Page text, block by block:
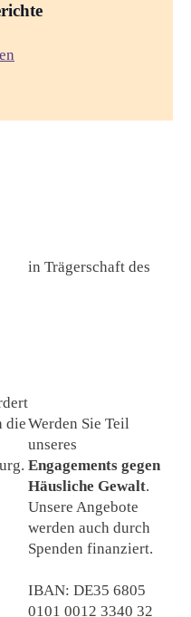
die
in Trägerschaft des
Werden Sie Teil
unseres
Engagements gegen
Häusliche Gewalt.
Unsere Angebote
werden auch durch
Spenden finanziert.
IBAN: DE35 6805
0101 0012 3340 32